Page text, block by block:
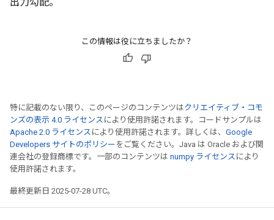
この情報は役に立ちましたか？
特に記載のない限り、このページのコンテンツはクリエイティブ・コモ
ンズの表示 4.0 ライセンス により使用許諾されます。コードサンプルは
Apache 2.0 ライセンス により使用許諾されます。詳しくは、 Google
Developers サイトのポリシー をご覧ください。Java は Oracle および関
連会社の登録商標です。一部のコンテンツは numpy ライセンス により
使用許諾されます。
最終更新日 2025-07-28 UTC。